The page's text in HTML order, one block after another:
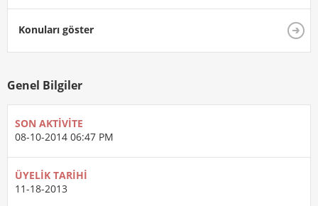
Konuları göster
Genel Bilgiler
SON AKTIVITE
08-10-2014 06:47 PM
ÜYELIK TARIHI
11-18-2013